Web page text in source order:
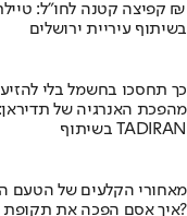
קפיצה קטנה לחו"ל: טיילת חדשה, מיצגי אמנות, וכיכרות משופצות בהשקעה של 100 מיליון ₪
בשיתוף עיריית ירושלים
כך תחסכו בחשמל בלי להזיע
מהפכת האנרגיה של
בשיתוף TADIRAN
מאחורי הקלעים של הטעם
איך אסם הפכה את תקופת הצנע והמחסור הקשה של שנות ה-40 למותג לאומי?